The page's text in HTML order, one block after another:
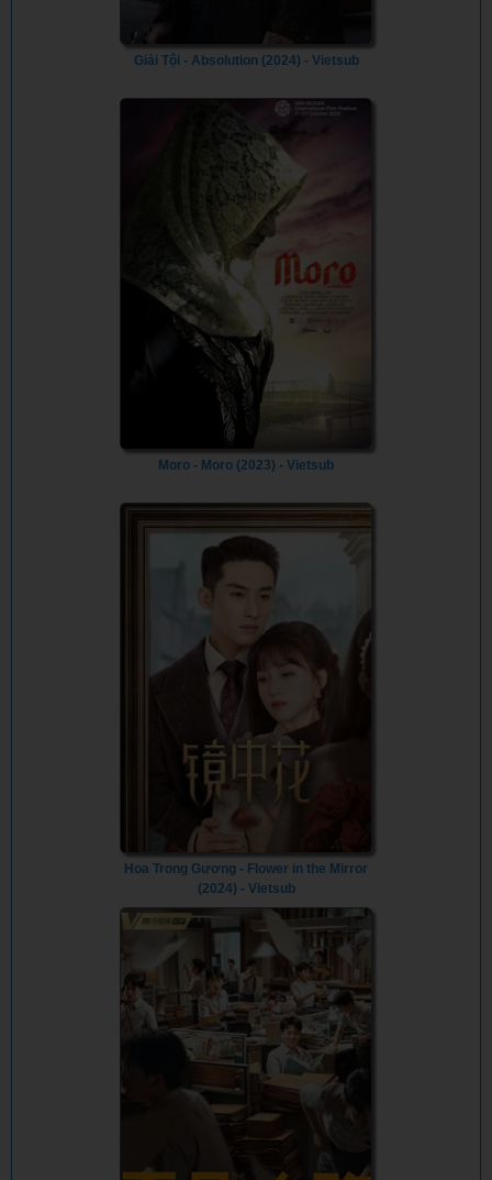
Giải Tội - Absolution (2024) - Vietsub
Moro - Moro (2023) - Vietsub
Hoa Trong Gương - Flower in the Mirror
(2024) - Vietsub